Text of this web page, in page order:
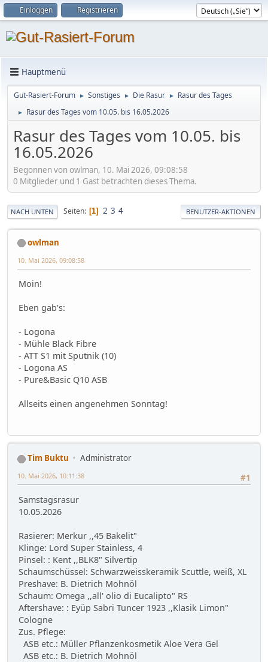
Einloggen Registrieren
Hauptmenü
Gut-Rasiert-Forum ► Sonstiges ► Die Rasur ► Rasur des Tages
► Rasur des Tages vom 10.05. bis 16.05.2026
Rasur des Tages vom 10.05. bis
16.05.2026
Begonnen von owlman, 10. Mai 2026, 09:08:58
0 Mitglieder und 1 Gast betrachten dieses Thema.
NACH UNTEN Seiten 1 2 3 4 BENUTZER-AKTIONEN
owlman
10. Mai 2026, 09:08:58
Moin!
Eben gab's:
- Logona
- Mühle Black Fibre
- ATT S1 mit Sputnik (10)
- Logona AS
- Pure&Basic Q10 ASB
Allseits einen angenehmen Sonntag!
Tim Buktu
Administrator
#1
10. Mai 2026, 10:11:38
Samstagsrasur
10.05.2026
Rasierer: Merkur ,,45 Bakelit"
Klinge: Lord Super Stainless, 4
Pinsel: : Kent ,,BLK8" Silvertip
Schaumschüssel: Schwarzweisskeramik Scuttle, weiß, XL
Preshave: B. Dietrich Mohnöl
Schaum: Omega ,,all' olio di Eucalipto" RS
Aftershave: : Eyüp Sabri Tuncer 1923 ,,Klasik Limon"
Cologne
Zus. Pflege:
ASB etc.: Müller Pflanzenkosmetik Aloe Vera Gel
ASB etc.: B. Dietrich Mohnöl